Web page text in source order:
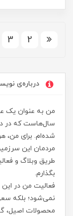
2
3
درباره‌ی
من به عنوان یک
سال‌هاست که در
شده‌ام. برای من،
مردمان این
طریق وبلاگ و
بگذارم.
فعالیت من در
نمی‌شود؛ بلکه
محصولات اصیل،